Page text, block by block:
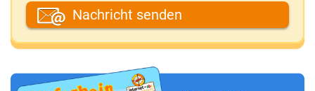
Dein Fantasiename
Deine E-Mail-Adresse (wenn du eine Antwort
möchtest)
Nachricht senden